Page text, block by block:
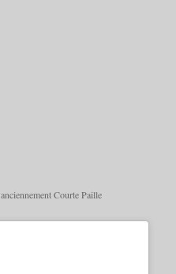
anciennement Courte Paille